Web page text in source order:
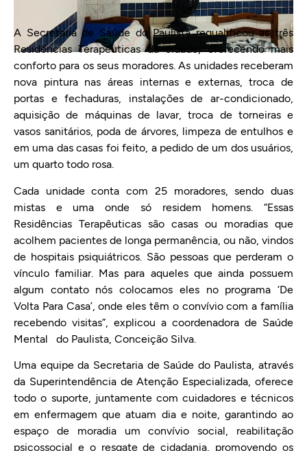
A Secretaria de Saúde do Paulista requalificou as três
Residências Terapêuticas da cidade, oferecendo mais
conforto para os seus moradores. As unidades receberam
nova pintura nas áreas internas e externas, troca de
portas e fechaduras, instalações de ar-condicionado,
aquisição de máquinas de lavar, troca de torneiras e
vasos sanitários, poda de árvores, limpeza de entulhos e
em uma das casas foi feito, a pedido de um dos usuários,
um quarto todo rosa.
Cada unidade conta com 25 moradores, sendo duas
mistas e uma onde só residem homens. “Essas
Residências Terapêuticas são casas ou moradias que
acolhem pacientes de longa permanência, ou não, vindos
de hospitais psiquiátricos. São pessoas que perderam o
vínculo familiar. Mas para aqueles que ainda possuem
algum contato nós colocamos eles no programa ‘De
Volta Para Casa’, onde eles têm o convívio com a família
recebendo visitas”, explicou a coordenadora de Saúde
Mental do Paulista, Conceição Silva.
Uma equipe da Secretaria de Saúde do Paulista, através
da Superintendência de Atenção Especializada, oferece
todo o suporte, juntamente com cuidadores e técnicos
em enfermagem que atuam dia e noite, garantindo ao
espaço de moradia um convívio social, reabilitação
psicossocial e o resgate de cidadania, promovendo os